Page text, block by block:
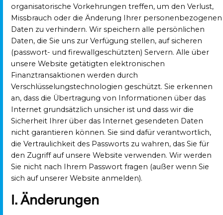
organisatorische Vorkehrungen treffen, um den Verlust,
Missbrauch oder die Änderung Ihrer personenbezogenen
Daten zu verhindern. Wir speichern alle persönlichen
Daten, die Sie uns zur Verfügung stellen, auf sicheren
(passwort- und firewallgeschützten) Servern. Alle über
unsere Website getätigten elektronischen
Finanztransaktionen werden durch
Verschlüsselungstechnologien geschützt. Sie erkennen
an, dass die Übertragung von Informationen über das
Internet grundsätzlich unsicher ist und dass wir die
Sicherheit Ihrer über das Internet gesendeten Daten
nicht garantieren können. Sie sind dafür verantwortlich,
die Vertraulichkeit des Passworts zu wahren, das Sie für
den Zugriff auf unsere Website verwenden. Wir werden
Sie nicht nach Ihrem Passwort fragen (außer wenn Sie
sich auf unserer Website anmelden).
I. Änderungen